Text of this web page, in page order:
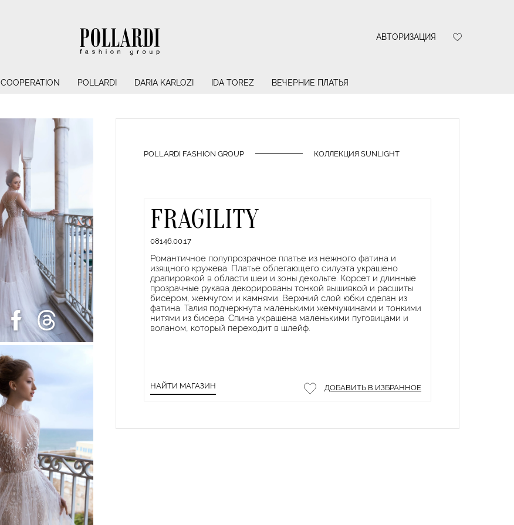
АВТОРИЗАЦИЯ
COOPERATION POLLARDI DARIA KARLOZI IDA TOREZ ВЕЧЕРНИЕ ПЛАТЬЯ
POLLARDI FASHION GROUP КОЛЛЕКЦИЯ SUNLIGHT
FRAGILITY
08146.00.17
Романтичное полупрозрачное платье из нежного фатина и
изящного кружева. Платье облегающего силуэта украшено
драпировкой в области шеи и зоны декольте. Корсет и длинные
прозрачные рукава декорированы тонкой вышивкой и расшиты
бисером, жемчугом и камнями. Верхний слой юбки сделан из
фатина. Талия подчеркнута маленькими жемчужинами и тонкими
нитями из бисера. Спина украшена маленькими пуговицами и
воланом, который переходит в шлейф.
НАЙТИ МАГАЗИН ДОБАВИТЬ В ИЗБРАННОЕ